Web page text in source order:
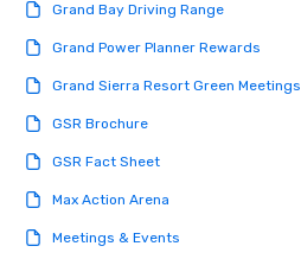
Grand Bay Driving Range
Grand Power Planner Rewards
Grand Sierra Resort Green Meetings
GSR Brochure
GSR Fact Sheet
Max Action Arena
Meetings & Events